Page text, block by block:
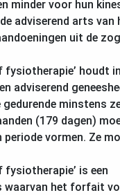
minder voor hun
adviserend arts van
uit de
fysiotherapie’ houdt
adviserend
minstens
(179 dagen)
vormen. Ze
fysiotherapie’ is een
waarvan het forfait